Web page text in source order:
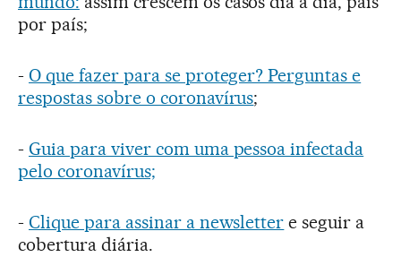
por país;
- O que fazer para se proteger? Perguntas e
respostas sobre o coronavírus;
- Guia para viver com uma pessoa infectada
pelo coronavírus;
- Clique para assinar a newsletter e seguir a
cobertura diária.